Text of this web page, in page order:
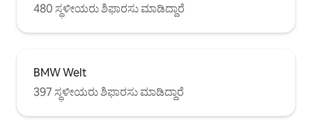
480 ಸ್ಥಳೀಯರು ಶಿಫಾರಸು ಮಾಡಿದ್ದಾರೆ
BMW Welt
397 ಸ್ಥಳೀಯರು ಶಿಫಾರಸು ಮಾಡಿದ್ದಾರೆ